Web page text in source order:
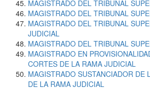
MAGISTRADO DEL TRIBUNAL
MAGISTRADO DEL TRIBUNAL
MAGISTRADO DEL TRIBUNAL
JUDICIAL
MAGISTRADO DEL TRIBUNAL
MAGISTRADO EN
CORTES DE LA RAMA JUDICIAL
MAGISTRADO SUSTANCIADOR DE
DE LA RAMA JUDICIAL